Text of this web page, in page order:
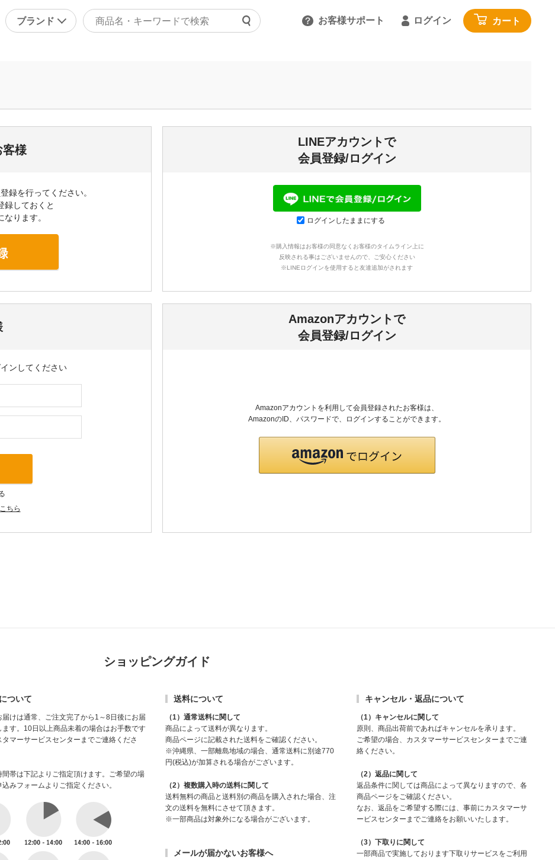
ブランド お客様サポート
問い合わせる
閉じる
ログイン カート
補正下着
メンズ
健康食品・サプリ
健康器具・健康グッズ
アウトドア・レジャー
その他
布団・毛布
マットレス・敷きパッド
じゅうたん・カーペット
その他
食品
客様
録を行ってください。
録しておくと
ります。
LINEアカウントで
会員登録/ログイン
ログインしたままにする
※購入情報はお客様の同意なくお客様のタイムライン上に
反映される事はございませんので、ご安心ください
※LINEログインを使用すると友達追加がされます
ンしてください
ちら
Amazonアカウントで
会員登録/ログイン
Amazonアカウントを利用して会員登録されたお客様は、
AmazonのID、パスワードで、ログインすることができます。
ショッピングガイド
ついて
届けは通常、ご注文完了から1～8日後にお届
ます。10日以上商品未着の場合はお手数です
タマーサービスセンターまでご連絡くださ
間帯は下記よりご指定頂けます。ご希望の場
みフォームよりご指定ください。
送料について
（1）通常送料に関して
商品によって送料が異なります。
商品ページに記載された送料をご確認ください。
※沖縄県、一部離島地域の場合、通常送料に別途770
円(税込)が加算される場合がございます。
（2）複数購入時の送料に関して
送料無料の商品と送料別の商品を購入された場合、注
文の送料を無料にさせて頂きます。
※一部商品は対象外になる場合がございます。
メールが届かないお客様へ
キャンセル・返品について
（1）キャンセルに関して
原則、商品出荷前であればキャンセルを承ります。
ご希望の場合、カスタマーサービスセンターまでご連
絡ください。
（2）返品に関して
返品条件に関しては商品によって異なりますので、各
商品ページをご確認ください。
なお、返品をご希望する際には、事前にカスタマーサ
ービスセンターまでご連絡をお願いいたします。
（3）下取りに関して
一部商品で実施しております下取りサービスをご利用